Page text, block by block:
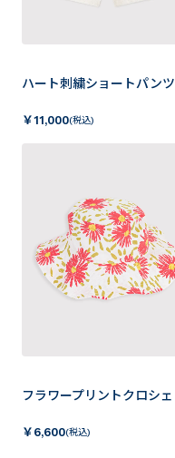
ハート刺繍ショートパンツ
￥11,000(税込)
フラワープリントクロシェ
￥ 6,600(税込)